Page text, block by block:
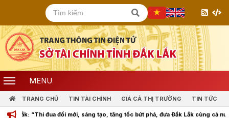
MENU
TRANG CHỦ TIN TÀI CHÍNH GIÁ CẢ THỊ TRƯỜNG TIN TỨC
“Thi đua đổi mới, sáng tạo, tăng tốc bứt phá, đưa Đắk Lắk cùng cả nước bước